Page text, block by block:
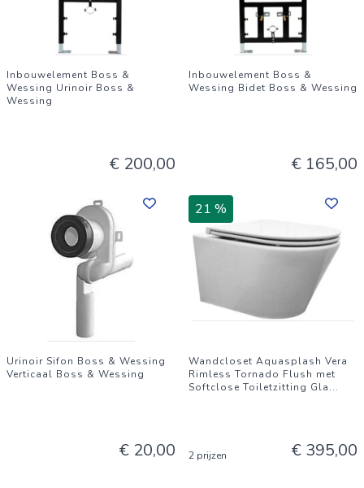
Inbouwelement Boss &
Wessing Urinoir Boss &
Wessing
€ 200,00
Inbouwelement Boss &
Wessing Bidet Boss & Wessing
€ 165,00
Urinoir Sifon Boss & Wessing
Verticaal Boss & Wessing
€ 20,00
21 %
Wandcloset Aquasplash Vera
Rimless Tornado Flush met
Softclose Toiletzitting Gla...
2 prijzen € 395,00